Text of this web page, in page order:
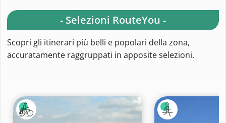
- Selezioni RouteYou -
Scopri gli itinerari più belli e popolari della zona,
accuratamente raggruppati in apposite selezioni.